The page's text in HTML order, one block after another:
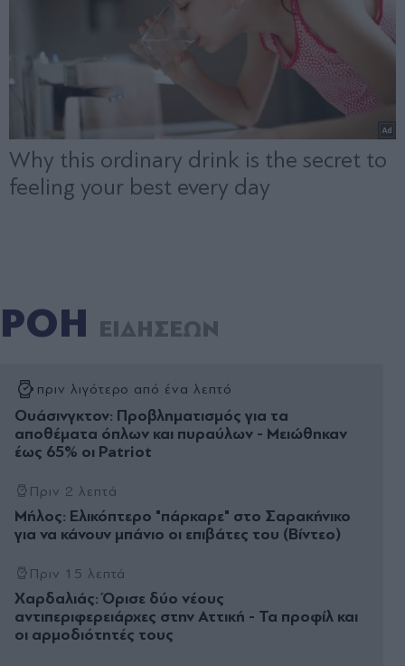
ΡΟΗ ΕΙΔΗΣΕΩΝ
πριν λιγότερο από ένα λεπτό
Ουάσινγκτον: Προβληματισμός για τα
αποθέματα όπλων και πυραύλων - Μειώθηκαν
έως 65% οι Patriot
Πριν 2 λεπτά
Μήλος: Ελικόπτερο "πάρκαρε" στο Σαρακήνικο
για να κάνουν μπάνιο οι επιβάτες του (Βίντεο)
Πριν 15 λεπτά
Χαρδαλιάς: Όρισε δύο νέους
αντιπεριφερειάρχες στην Αττική - Τα προφίλ και
οι αρμοδιότητές τους